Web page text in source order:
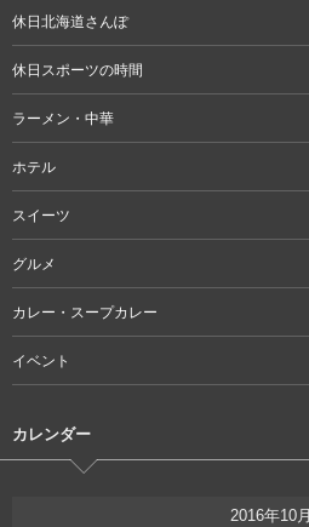
休日北海道さんぽ
休日スポーツの時間
ラーメン・中華
ホテル
スイーツ
グルメ
カレー・スープカレー
イベント
カレンダー
2016年10月